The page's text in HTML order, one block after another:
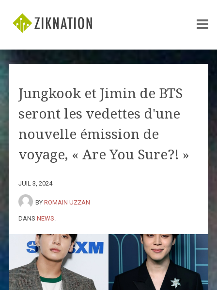
Jungkook et Jimin de BTS
seront les vedettes d'une
nouvelle émission de
voyage, « Are You Sure?! »
JUIL 3, 2024
BY ROMAIN UZZAN
DANS NEWS